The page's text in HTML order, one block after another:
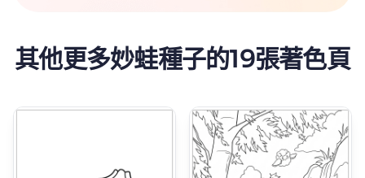
其他更多妙蛙種子的19張著色頁